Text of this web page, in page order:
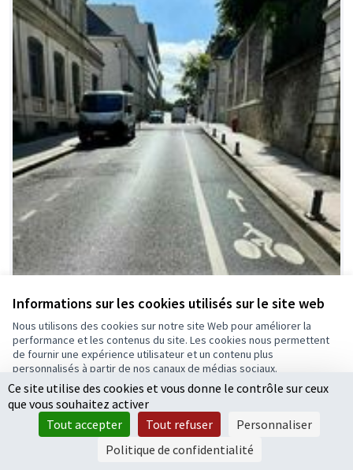
Informations sur les cookies utilisés sur le site web
Nous utilisons des cookies sur notre site Web pour améliorer la
performance et les contenus du site. Les cookies nous permettent
de fournir une expérience utilisateur et un contenu plus
personnalisés à partir de nos canaux de médias sociaux.
Tout accepter
Accepter seulement les cookies essentiels
Paramètres
Renforcer la visibilité des contres sens
Ce site utilise des cookies et vous donne le contrôle sur ceux
que vous souhaitez activer
Tout accepter
Tout refuser
Personnaliser
Politique de confidentialité